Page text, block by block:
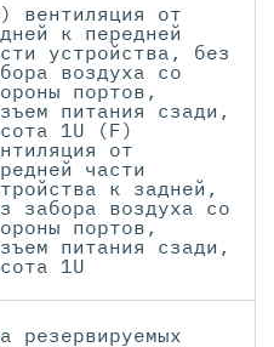
вентиляция от
к передней
устройства, без
воздуха со
портов,
питания сзади,
1U (F)
от
части
к задней,
забора воздуха со
портов,
питания сзади,
1U
резервируемых